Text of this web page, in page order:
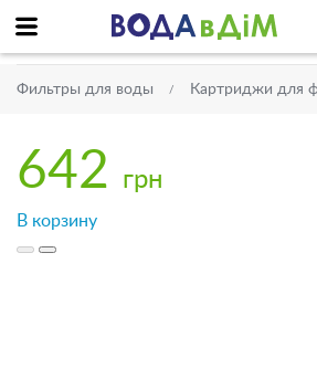
Фильтры для воды Картриджи для
642 грн
В корзину